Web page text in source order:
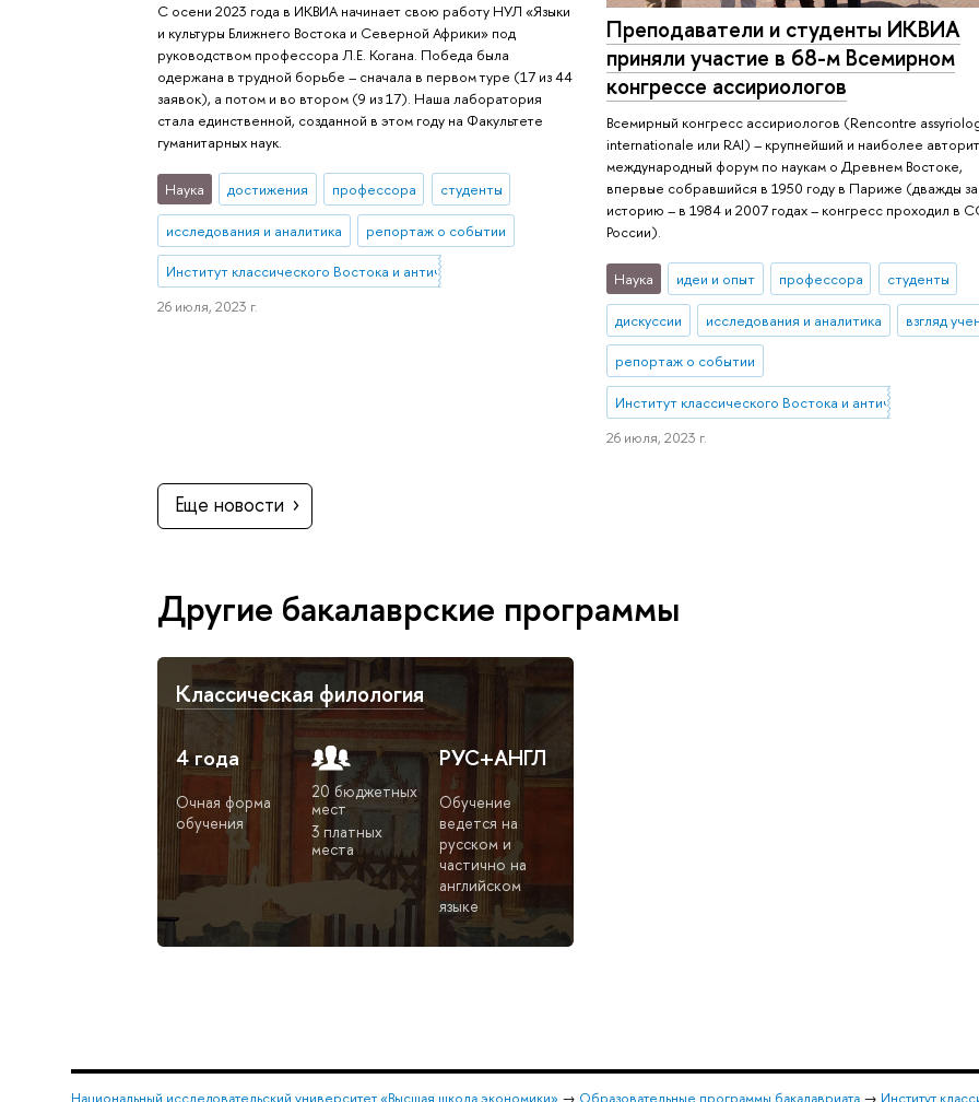
С осени 2023 года в ИКВИА начинает свою работу НУЛ «Языки
и культуры Ближнего Востока и Северной Африки» под
руководством профессора Л.Е. Когана. Победа была
одержана в трудной борьбе – сначала в первом туре (17 из 44
заявок), а потом и во втором (9 из 17). Наша лаборатория
стала единственной, созданной в этом году на Факультете
гуманитарных наук.
Наука достижения профессора студенты
исследования и аналитика репортаж о событии
Институт классического Востока и античности
26 июля, 2023 г.
Преподаватели и студенты ИКВИА
приняли участие в 68-м Всемирном
конгрессе ассириологов
Всемирный конгресс ассириологов (Rencontre
internationale или RAI) – крупнейший и наиболее
международный форум по наукам о Древнем Востоке,
впервые собравшийся в 1950 году в Париже (дважды
историю – в 1984 и 2007 годах – конгресс проходил в
России).
Наука идеи и опыт профессора студенты
дискуссии исследования и аналитика взгляд
репортаж о событии
Институт классического Востока и античности
26 июля, 2023 г.
Еще новости
Другие бакалаврские программы
Классическая филология
4 года
Очная форма
обучения
20 бюджетных
мест
3 платных
места
РУС+АНГЛ
Обучение
ведется на
русском и
частично на
английском
языке
Национальный исследовательский университет «Высшая школа экономики» → Образовательные программы бакалавриата→ Институт